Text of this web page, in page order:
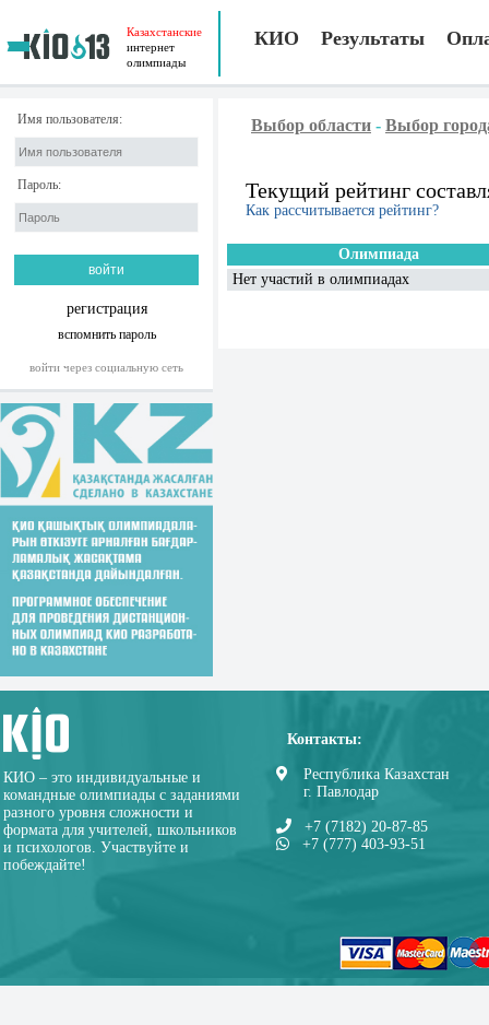
Казахстанские
интернет
олимпиады
КИО Результаты
Имя пользователя:
Пароль:
регистрация
вспомнить пароль
войти через социальную сеть
Выбор области - Выбор
Текущий рейтинг
Как рассчитывается рейтинг?
Олимпиада
Нет участий в олимпиадах
КИО – это индивидуальные и
командные олимпиады с заданиями
разного уровня сложности и
формата для учителей, школьников
и психологов. Участвуйте и
побеждайте!
Контакты:
Республика Казахстан
г. Павлодар
+7 (7182) 20-87-85
+7 (777) 403-93-51